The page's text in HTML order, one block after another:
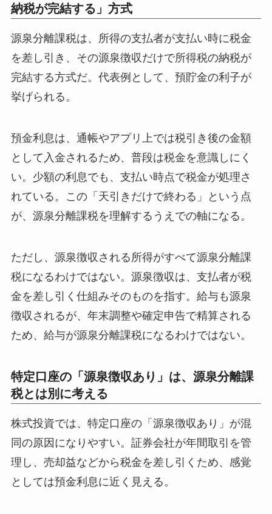
納税が完結する」方式
源泉分離課税は、所得の支払者が支払い時に税金
を差し引き、その源泉徴収だけで所得税の納税が
完結する方式だ。代表例として、預貯金の利子が
挙げられる。
預金利息は、通帳やアプリ上では税引き後の金額
として入金されるため、普段は税金を意識しにく
い。少額の利息でも、支払い時点で税金が処理さ
れている。この「天引きだけで終わる」という点
が、源泉分離課税を理解するうえでの軸になる。
ただし、源泉徴収される所得がすべて源泉分離課
税になるわけではない。源泉徴収は、支払者が税
金を差し引く仕組みそのものを指す。給与も源泉
徴収されるが、年末調整や確定申告で精算される
ため、給与が源泉分離課税になるわけではない。
特定口座の「源泉徴収あり」は、源泉分離課
税とは別に考える
株式投資では、特定口座の「源泉徴収あり」が混
同の原因になりやすい。証券会社が年間取引を管
理し、売却益などから税金を差し引くため、感覚
としては預金利息に近く見える。